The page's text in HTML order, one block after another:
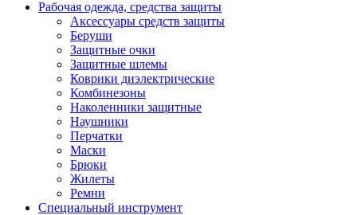
Рабочая одежда, средства защиты
Аксессуары средств защиты
Беруши
Защитные очки
Защитные шлемы
Коврики диэлектрические
Комбинезоны
Наколенники защитные
Наушники
Перчатки
Маски
Брюки
Жилеты
Ремни
Специальный инструмент